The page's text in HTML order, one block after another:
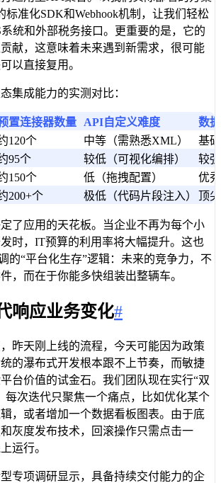
标准化SDK和Webhook机制，让我们轻松
统和外部税务接口。更重要的是，它的
献，这意味着未来遇到新需求，很可能
以直接复用。
集成能力的实测对比：
置连接器数量 API自定义难度
数
120个 中等（需熟悉XML）
基
95个 较低（可视化编排）
较强
150个 低（拖拽配置）
优秀
200+个 极低（代码片段注入） 顶尖
了应用的天花板。当企业不再为每个小
时，IT预算的利用率将大幅提升。这也
的“平台化生存”逻辑：未来的竞争力，不
，而在于你能多快组装出整辆车。
响应业务变化#
昨天刚上线的流程，今天可能因为政策
的瀑布式开发根本跟不上节奏，而敏捷
台价值的试金石。我们团队现在实行“双
每次迭代只聚焦一个痛点，比如优化某个
，或者增加一个数据看板图表。由于底
灰度发布技术，回滚操作只需点击一
运行。
专项调研显示，具备持续交付能力的企